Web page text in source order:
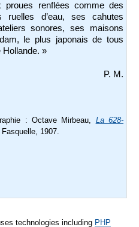
proues renflées comme des
ruelles d’eau, ses cahutes
sonores, ses maisons
le plus japonais de tous
Hollande. »
P. M.
: Octave Mirbeau, La 628-
1907.
technologies including PHP